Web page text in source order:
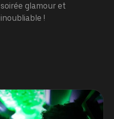
soirée glamour et
inoubliable !